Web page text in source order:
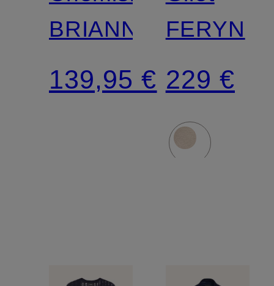
BRIANNA
139,95 €
FERYN
229 €